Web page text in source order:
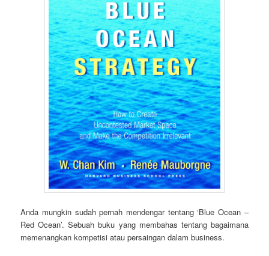
Anda mungkin sudah pernah mendengar tentang ‘Blue Ocean –
Red Ocean’. Sebuah buku yang membahas tentang bagaimana
memenangkan kompetisi atau persaingan dalam business.